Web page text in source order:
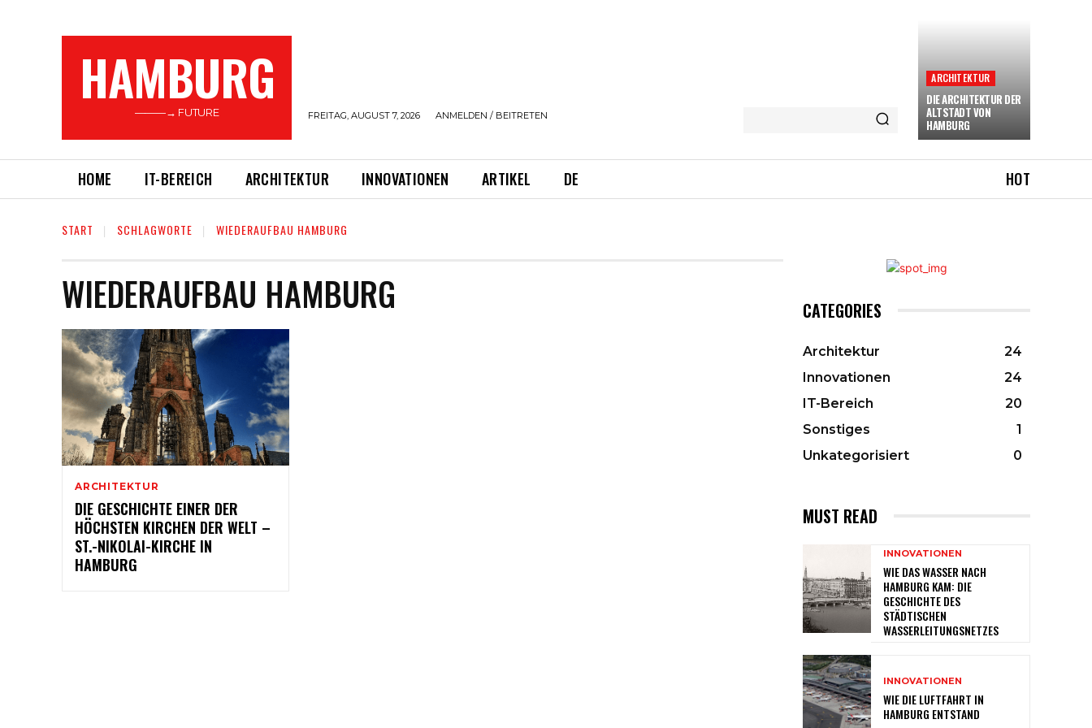
HAMBURG
———→ FUTURE FREITAG, AUGUST 7, 2026 ANMELDEN / BEITRETEN
ARCHITEKTUR
DIE ARCHITEKTUR DER
ALTSTADT VON
HAMBURG
HOME IT-BEREICH ARCHITEKTUR INNOVATIONEN ARTIKEL DE HOT
START SCHLAGWORTE WIEDERAUFBAU HAMBURG
WIEDERAUFBAU HAMBURG
ARCHITEKTUR
DIE GESCHICHTE EINER DER
HÖCHSTEN KIRCHEN DER WELT –
ST.-NIKOLAI-KIRCHE IN
HAMBURG
CATEGORIES
Architektur
24
Innovationen
24
IT-Bereich
20
Sonstiges
1
Unkategorisiert
0
MUST READ
INNOVATIONEN
WIE DAS WASSER NACH
HAMBURG KAM: DIE
GESCHICHTE DES
STÄDTISCHEN
WASSERLEITUNGSNETZES
INNOVATIONEN
WIE DIE LUFTFAHRT IN
HAMBURG ENTSTAND